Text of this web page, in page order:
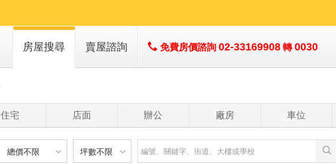
房屋搜尋 賣屋諮詢 免費房價諮詢 02-33169908 轉0030
住宅 店面 辦公 廠房 車位
總價不限 坪數不限